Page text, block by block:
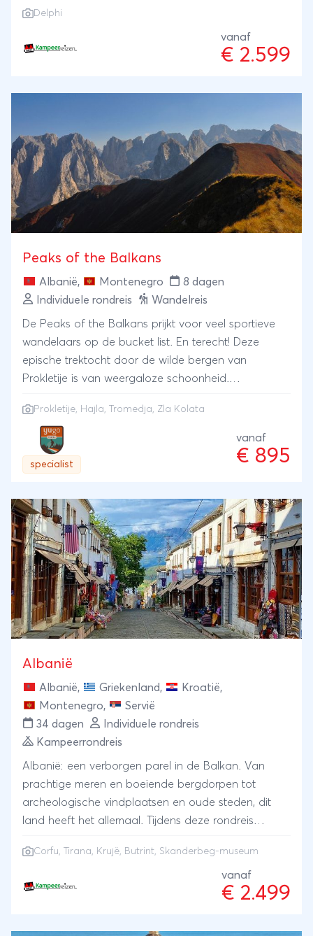
woord voldoende is: Griekenland. Maar Griekenland
is veel meer. Het is de bakermat van onze
beschaving. Griekenland is de Olympische Spelen
ons denken, ons doen, onze beschaving en … onze
en route de mooie natuur- en cultuurschatten van
Kroatië, Servië, Macedonië en Albanië meenemen:
op-en-top vakantieplezier!
Delphi
vanaf
€ 2.599
Peaks of the Balkans
Albanië, Montenegro
8 dagen
Individuele rondreis
Wandelreis
De Peaks of the Balkans prijkt voor veel sportieve
wandelaars op de bucket list. En terecht! Deze
epische trektocht door de wilde bergen van
Prokletije is van weergaloze schoonheid.
Albanië en Kosovo. In tegenstelling tot in de Alpen
slaap je niet in de geijkte berghutten maar in
sympathieke homestays, bij herders. De Peaks of the
Balkans trail biedt tegelijkertijd een unieke
van de (in economische zin) kwetsbaarste gebieden
van Europa. Wij wandelenden de route al meerdere
malen en zagen ook de keerzijde van dit prachtige
initiatief; drukte langs sommige etappes, verplichte
transfers om uren wandelen over de weg te
vermijden, herders die iets te commercieel werden...
En er zit geen enkele top in het parcours van de
"peaks" route. Daarom besloten wij onze eigen
kennis ter plekke, van toegang tot je hoofdbagage
halverwege, van onze grensdocumenten-service en
vooral van de unieke voordelen van deze variant
van de Peaks of the Balkans.Onze Peaks of the
Balkans route doet in 6 onvergetelijke etappes maar
liefst 3 toppen aan; Hajla (2403m), het
drielandenpunt Tromedja (2354m) en Zla Kolata
(2534m). Omdat we de platgewandelde delen
vermijden wandel je uitsluitend over rustige
verblijven waar gastheerschap nog hoog in het
vaandel staat. De etappes zijn pittig, maar goed
gedoseerd. Je verplichte border permits regelen wij
Prokletije, Hajla, Tromedja, Zla Kolata
specialist
vanaf
€ 895
Albanië
Albanië, Griekenland, Kroatië,
Montenegro,
Servië
34 dagen
Individuele rondreis
Kampeerrondreis
Albanië: een verborgen parel in de Balkan. Van
prachtige meren en boeiende bergdorpen tot
archeologische vindplaatsen en oude steden, dit
land heeft het allemaal. Tijdens deze rondreis
Ontdek de hoogtepunten van hoofdstad Tirana, ga
mee terug in de tijd in het middeleeuwse Krujë en
leer het Albanië van de Oude Grieken kennen in
Skanderbeg-museum niet ontbreken. Nadat we
Corfu, Tirana, Krujë, Butrint, Skanderbeg-museum
vanaf
€ 2.499